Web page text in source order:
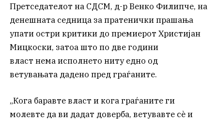
Претседателот на СДСМ, д-р Венко Филипче, на
денешната седница за пратенички прашања
упати остри критики до премиерот Христијан
Мицкоски, затоа што по две години
власт нема исполнето ниту едно од
ветувањата дадено пред граѓаните.
„Кога баравте власт и кога граѓаните ги
молевте да ви дадат доверба, ветувавте сè и